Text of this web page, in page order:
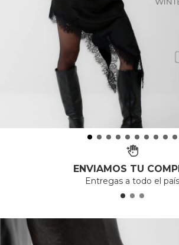
ENVIAMOS TU
Entregas a todo el país